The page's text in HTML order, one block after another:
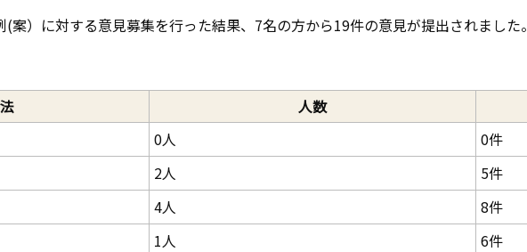
案）に対する意見募集を行った結果、7名の方から19件の意見が提出されました。
人数
0人
0件
2人
5件
4人
8件
1人
6件